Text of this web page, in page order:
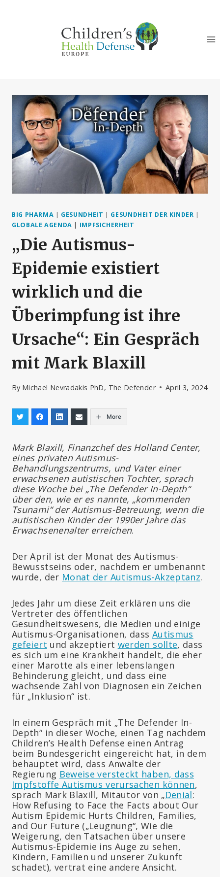
BIG PHARMA | GESUNDHEIT | GESUNDHEIT DER KINDER |
GLOBALE AGENDA | IMPFSICHERHEIT
„Die Autismus-
Epidemie existiert
wirklich und die
Überimpfung ist ihre
Ursache“: Ein Gespräch
mit Mark Blaxill
By Michael Nevradakis PhD, The Defender April 3, 2024
More
Mark Blaxill, Finanzchef des Holland Center,
eines privaten Autismus-
Behandlungszentrums, und Vater einer
erwachsenen autistischen Tochter, sprach
diese Woche bei „The Defender In-Depth“
über den, wie er es nannte, „kommenden
Tsunami“ der Autismus-Betreuung, wenn die
autistischen Kinder der 1990er Jahre das
Erwachsenenalter erreichen.
Der April ist der Monat des Autismus-
Bewusstseins oder, nachdem er umbenannt
wurde, der Monat der Autismus-Akzeptanz.
Jedes Jahr um diese Zeit erklären uns die
Vertreter des öffentlichen
Gesundheitswesens, die Medien und einige
Autismus-Organisationen, dass Autismus
gefeiert und akzeptiert werden sollte, dass
es sich um eine Krankheit handelt, die eher
einer Marotte als einer lebenslangen
Behinderung gleicht, und dass eine
wachsende Zahl von Diagnosen ein Zeichen
für „Inklusion“ ist.
In einem Gespräch mit „The Defender In-
Depth“ in dieser Woche, einen Tag nachdem
Children’s Health Defense einen Antrag
beim Bundesgericht eingereicht hat, in dem
behauptet wird, dass Anwälte der
Regierung Beweise versteckt haben, dass
Impfstoffe Autismus verursachen können,
sprach Mark Blaxill, Mitautor von „Denial:
How Refusing to Face the Facts about Our
Autism Epidemic Hurts Children, Families,
and Our Future („Leugnung“, Wie die
Weigerung, den Tatsachen über unsere
Autismus-Epidemie ins Auge zu sehen,
Kindern, Familien und unserer Zukunft
schadet), vertrat eine andere Ansicht.